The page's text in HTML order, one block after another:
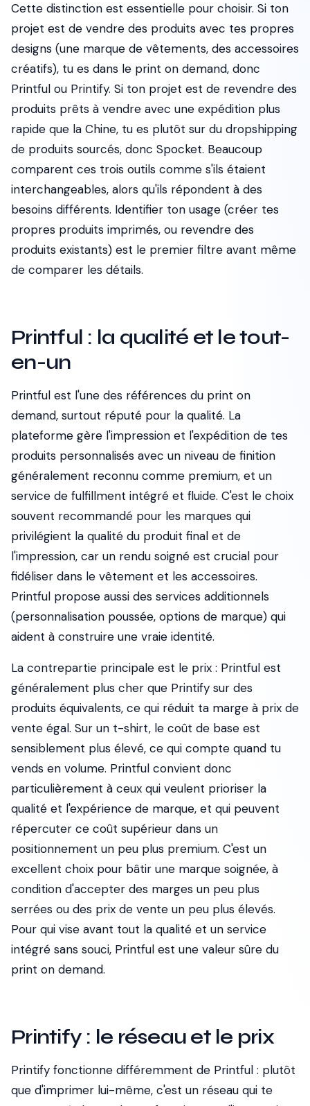
Cette distinction est essentielle pour choisir. Si ton
projet est de vendre des produits avec tes propres
designs (une marque de vêtements, des accessoires
créatifs), tu es dans le print on demand, donc
Printful ou Printify. Si ton projet est de revendre des
produits prêts à vendre avec une expédition plus
rapide que la Chine, tu es plutôt sur du dropshipping
de produits sourcés, donc Spocket. Beaucoup
comparent ces trois outils comme s'ils étaient
interchangeables, alors qu'ils répondent à des
besoins différents. Identifier ton usage (créer tes
propres produits imprimés, ou revendre des
produits existants) est le premier filtre avant même
de comparer les détails.
Printful : la qualité et le tout-
en-un
Printful est l'une des références du print on
demand, surtout réputé pour la qualité. La
plateforme gère l'impression et l'expédition de tes
produits personnalisés avec un niveau de finition
généralement reconnu comme premium, et un
service de fulfillment intégré et fluide. C'est le choix
souvent recommandé pour les marques qui
privilégient la qualité du produit final et de
l'impression, car un rendu soigné est crucial pour
fidéliser dans le vêtement et les accessoires.
Printful propose aussi des services additionnels
(personnalisation poussée, options de marque) qui
aident à construire une vraie identité.
La contrepartie principale est le prix : Printful est
généralement plus cher que Printify sur des
produits équivalents, ce qui réduit ta marge à prix de
vente égal. Sur un t-shirt, le coût de base est
sensiblement plus élevé, ce qui compte quand tu
vends en volume. Printful convient donc
particulièrement à ceux qui veulent prioriser la
qualité et l'expérience de marque, et qui peuvent
répercuter ce coût supérieur dans un
positionnement un peu plus premium. C'est un
excellent choix pour bâtir une marque soignée, à
condition d'accepter des marges un peu plus
serrées ou des prix de vente un peu plus élevés.
Pour qui vise avant tout la qualité et un service
intégré sans souci, Printful est une valeur sûre du
print on demand.
Printify : le réseau et le prix
Printify fonctionne différemment de Printful : plutôt
que d'imprimer lui-même, c'est un réseau qui te